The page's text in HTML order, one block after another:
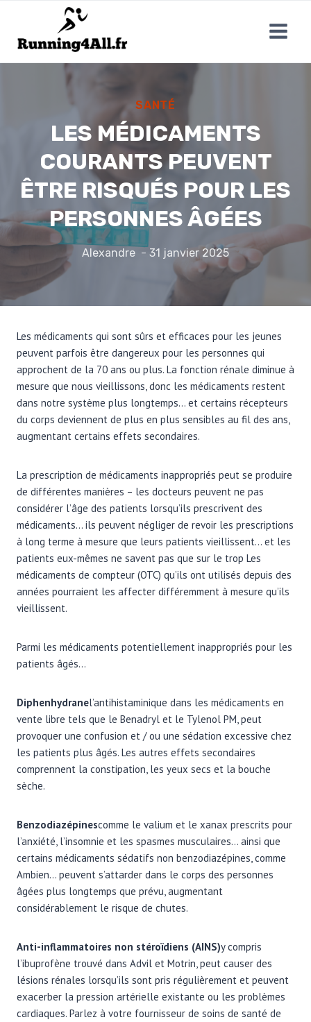
contenu
SANTÉ
LES MÉDICAMENTS
COURANTS PEUVENT
ÊTRE RISQUÉS POUR LES
PERSONNES ÂGÉES
Alexandre 31 janvier 2025
Les médicaments qui sont sûrs et efficaces pour les jeunes
peuvent parfois être dangereux pour les personnes qui
approchent de la 70 ans ou plus. La fonction rénale diminue à
mesure que nous vieillissons, donc les médicaments restent
dans notre système plus longtemps… et certains récepteurs
du corps deviennent de plus en plus sensibles au fil des ans,
augmentant certains effets secondaires.
La prescription de médicaments inappropriés peut se produire
de différentes manières – les docteurs peuvent ne pas
considérer l’âge des patients lorsqu’ils prescrivent des
médicaments… ils peuvent négliger de revoir les prescriptions
à long terme à mesure que leurs patients vieillissent… et les
patients eux-mêmes ne savent pas que sur le trop Les
médicaments de compteur (OTC) qu’ils ont utilisés depuis des
années pourraient les affecter différemment à mesure qu’ils
vieillissent.
Parmi les médicaments potentiellement inappropriés pour les
patients âgés…
Diphenhydranel’antihistaminique dans les médicaments en
vente libre tels que le Benadryl et le Tylenol PM, peut
provoquer une confusion et / ou une sédation excessive chez
les patients plus âgés. Les autres effets secondaires
comprennent la constipation, les yeux secs et la bouche
sèche.
Benzodiazépinescomme le valium et le xanax prescrits pour
l’anxiété, l’insomnie et les spasmes musculaires… ainsi que
certains médicaments sédatifs non benzodiazépines, comme
Ambien… peuvent s’attarder dans le corps des personnes
âgées plus longtemps que prévu, augmentant
considérablement le risque de chutes.
Anti-inflammatoires non stéroïdiens (AINS)y compris
l’ibuprofène trouvé dans Advil et Motrin, peut causer des
lésions rénales lorsqu’ils sont pris régulièrement et peuvent
exacerber la pression artérielle existante ou les problèmes
cardiaques. Parlez à votre fournisseur de soins de santé de